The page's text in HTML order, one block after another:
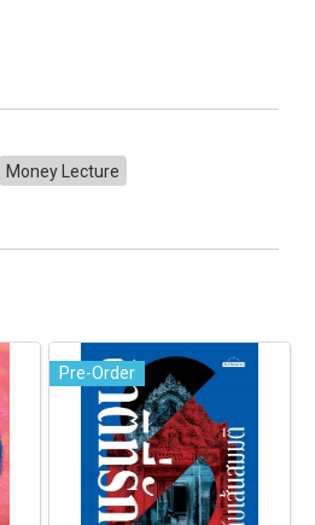
Money Lecture
Pre-Order